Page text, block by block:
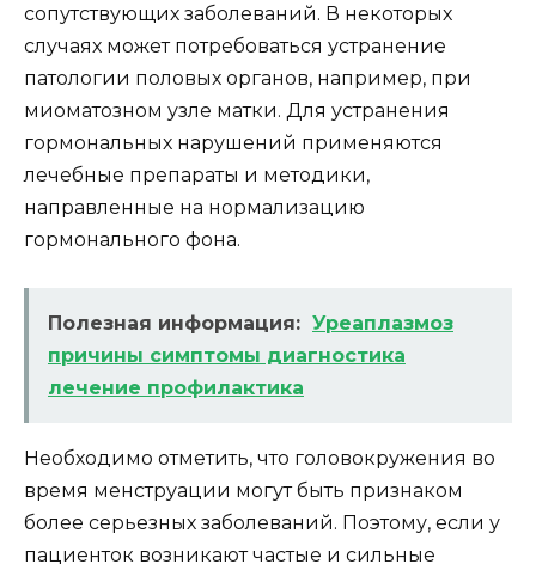
сопутствующих заболеваний. В некоторых
случаях может потребоваться устранение
патологии половых органов, например, при
миоматозном узле матки. Для устранения
гормональных нарушений применяются
лечебные препараты и методики,
направленные на нормализацию
гормонального фона.
Полезная информация: Уреаплазмоз
причины симптомы диагностика
лечение профилактика
Необходимо отметить, что головокружения во
время менструации могут быть признаком
более серьезных заболеваний. Поэтому, если у
пациенток возникают частые и сильные